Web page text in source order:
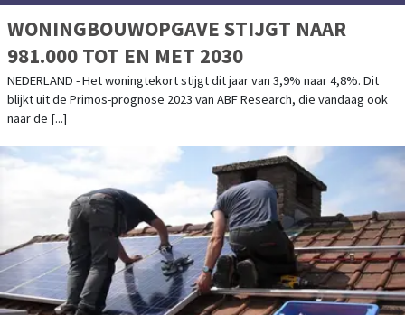
WONINGBOUWOPGAVE STIJGT NAAR
981.000 TOT EN MET 2030
NEDERLAND - Het woningtekort stijgt dit jaar van 3,9% naar 4,8%. Dit
blijkt uit de Primos-prognose 2023 van ABF Research, die vandaag ook
naar de [...]